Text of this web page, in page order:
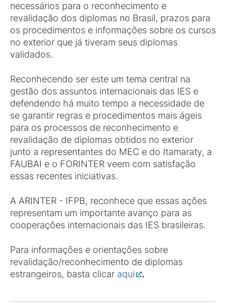
necessários para o reconhecimento e
revalidação dos diplomas no Brasil, prazos para
os procedimentos e informações sobre os cursos
no exterior que já tiveram seus diplomas
validados.
Reconhecendo ser este um tema central na
gestão dos assuntos internacionais das IES e
defendendo há muito tempo a necessidade de
se garantir regras e procedimentos mais ágeis
para os processos de reconhecimento e
revalidação de diplomas obtidos no exterior
junto a representantes do MEC e do Itamaraty, a
FAUBAI e o FORINTER veem com satisfação
essas recentes iniciativas.
A ARINTER - IFPB, reconhece que essas ações
representam um importante avanço para as
cooperações internacionais das IES brasileiras.
Para informações e orientações sobre
revalidação/reconhecimento de diplomas
estrangeiros, basta clicar aqui .